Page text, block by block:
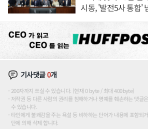
시동, '발전5사 통합'
기사댓글0개
200자까지 쓰실 수 있습니다. (현재 0 byte / 최대 400byte)
저작권 등 다른 사람의 권리를 침해하거나 명예를 훼손하는 댓글
수 있습니다.
타인에게 불쾌감을 주는 욕설 등 비하하는 단어가 내용에 포함되
단에 의해 삭제 합니다.